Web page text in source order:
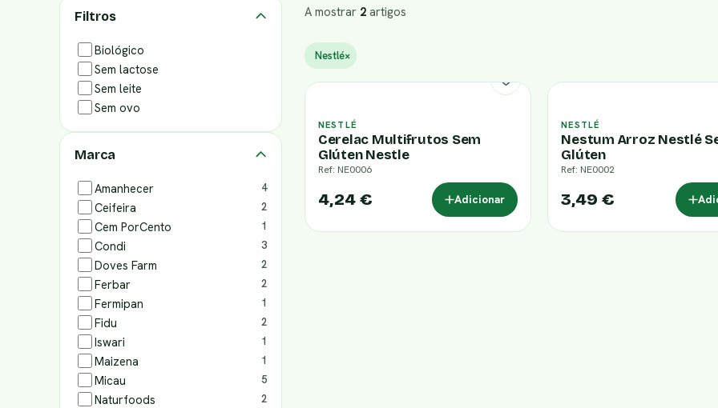
Filtros
Biológico
Sem lactose
Sem leite
Sem ovo
Marca
Amanhecer 4
Ceifeira 2
Cem PorCento 1
Condi 3
Doves Farm 2
Ferbar 2
Fermipan 1
Fidu 2
Iswari 1
Maizena 1
Micau 5
Naturfoods 2
A mostrar 2 artigos
Nestlé×
NESTLÉ
Cerelac Multifrutos Sem
Glúten Nestle
Ref: NE0006
4,24 € Adicionar
NESTLÉ
Nestum Arroz Nestlé
Glúten
Ref: NE0002
3,49 €